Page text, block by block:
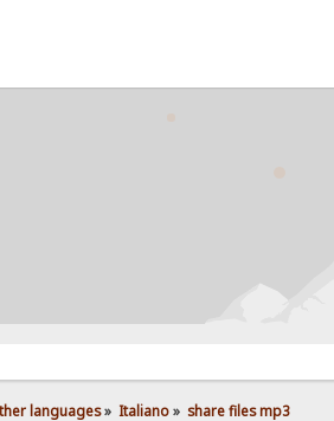
languages» Italiano» share files mp3